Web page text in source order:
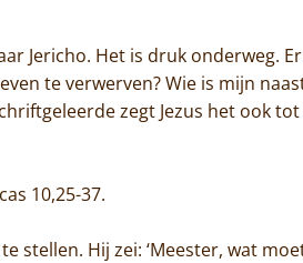
Jericho. Het is druk onderweg.
te verwerven? Wie is mijn
zegt Jezus het ook tot
10,25-37.
stellen. Hij zei: ‘Meester, wat